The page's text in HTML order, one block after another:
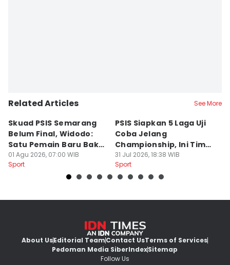
Related Articles See More
Skuad PSIS Semarang
Belum Final, Widodo:
Satu Pemain Baru Bakal
Gabung
01 Agu 2026, 07:00 WIB
Sport
PSIS Siapkan 5 Laga Uji
Coba Jelang
Championship, Ini Tim
Calon Lawan
31 Jul 2026, 18:38 WIB
Sport
About UsEditorial TeamContact UsTerms of Services
Pedoman Media SiberIndexSitemap
Follow Us